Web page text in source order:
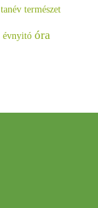
tanév természet
évnyitó óra